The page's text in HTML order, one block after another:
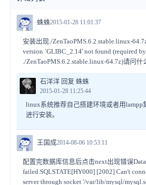
蛛蛛2015-01-28 11:01:37
安装出现./ZenTaoPMS.6.2.stable.linux-
version `GLIBC_2.14' not found (required by
./ZenTaoPMS.6.2.stable.linux-64.7z)请问什
石洋洋 回复 蛛蛛
2015-01-28 11:25:44
linux系统推荐自己搭建环境或者用lampp
进行安装。
王国成2014-08-06 10:53:11
配置完数据库信息后点击next出现错误
failed.SQLSTATE[HY000] [2002] Can't
server through socket '/var/lib/mysql/